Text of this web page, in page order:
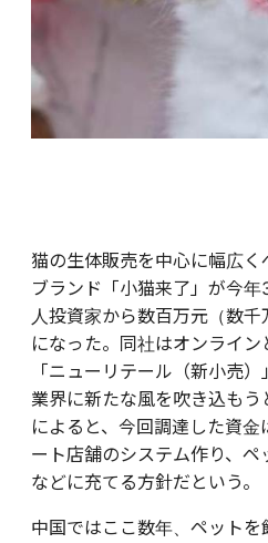
猫の生体販売を中心に幅広
ブランド「小猫来了」が今
人投資家から数百万元（数
になった。同社はオンライ
「ニューリテール（新小売
業界に新たな風を吹き込も
によると、今回調達した資
ート店舗のシステム作り、
などに充てる方針だという。
中国ではここ数年、ペット